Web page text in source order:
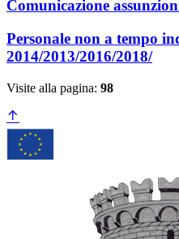
Comunicazione
Personale non a tempo
2014/2013/2016/2018/
Visite alla pagina: 98